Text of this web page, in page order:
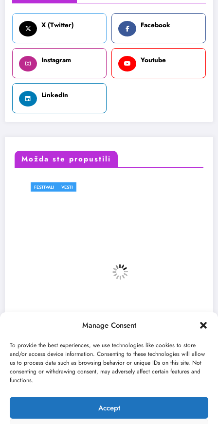
Manage Consent
To provide the best experiences, we use technologies like cookies to store
and/or access device information. Consenting to these technologies will allow
us to process data such as browsing behavior or unique IDs on this site. Not
consenting or withdrawing consent, may adversely affect certain features and
functions.
Accept
X (Twitter) Facebook
Instagram Youtube
LinkedIn
Možda ste propustili
predstavlja radove deset